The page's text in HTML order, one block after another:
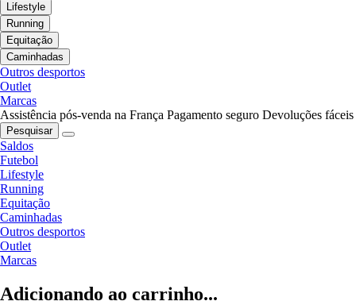
Lifestyle
Running
Equitação
Caminhadas
Outros desportos
Outlet
Marcas
Assistência pós-venda na França Pagamento seguro Devoluções fáceis
Pesquisar
Saldos
Futebol
Lifestyle
Running
Equitação
Caminhadas
Outros desportos
Outlet
Marcas
Adicionando ao carrinho...